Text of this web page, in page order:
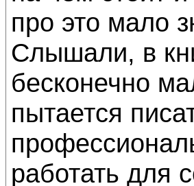
про это мало
Слышали, в
бесконечно
пытается
работать для